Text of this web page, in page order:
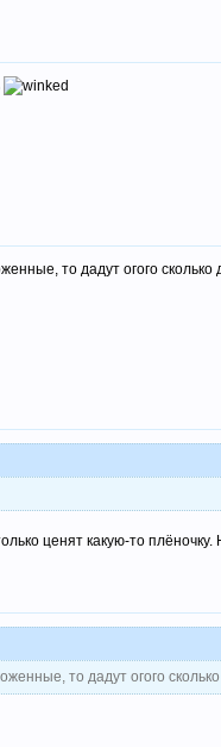
то дадут огого сколько
ценят какую-то
то дадут огого сколько